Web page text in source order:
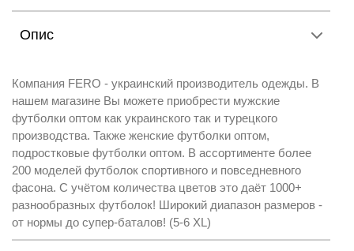
Опис
Компания FERO - украинский производитель одежды. В
нашем магазине Вы можете приобрести мужские
футболки оптом как украинского так и турецкого
производства. Также женские футболки оптом,
подростковые футболки оптом. В ассортименте более
200 моделей футболок спортивного и повседневного
фасона. С учётом количества цветов это даёт 1000+
разнообразных футболок! Широкий диапазон размеров -
от нормы до супер-баталов! (5-6 XL)